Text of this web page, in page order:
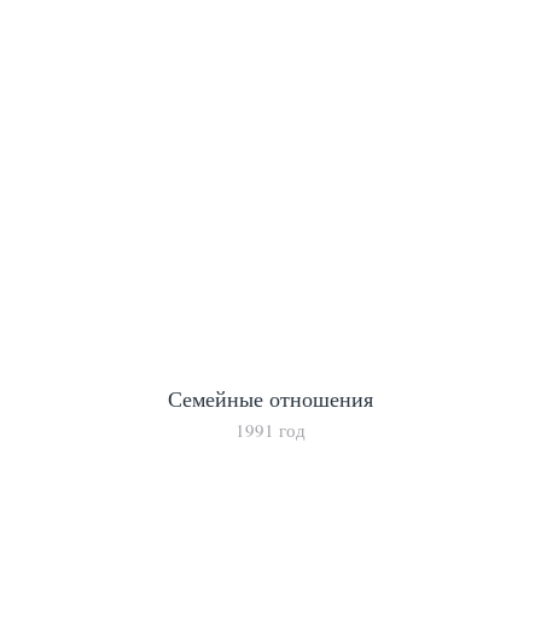
Семейные отношения
1991 год